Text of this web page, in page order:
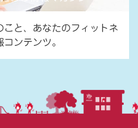
こと、あなたのフィットネ
ンテンツ。